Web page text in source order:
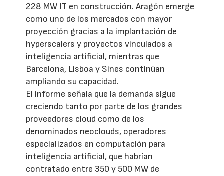
228 MW IT en construcción. Aragón emerge
como uno de los mercados con mayor
proyección gracias a la implantación de
hyperscalers y proyectos vinculados a
inteligencia artificial, mientras que
Barcelona, Lisboa y Sines continúan
ampliando su capacidad.
El informe señala que la demanda sigue
creciendo tanto por parte de los grandes
proveedores cloud como de los
denominados neoclouds, operadores
especializados en computación para
inteligencia artificial, que habrían
contratado entre 350 y 500 MW de